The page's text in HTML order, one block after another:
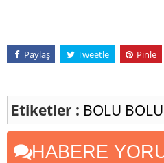
Paylaş Tweetle Pinle
Etiketler : BOLU
HABERE